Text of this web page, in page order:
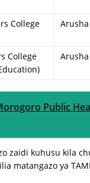
College
Arusha
College
Arusha
Public
zaidi kuhusu kila
matangazo ya